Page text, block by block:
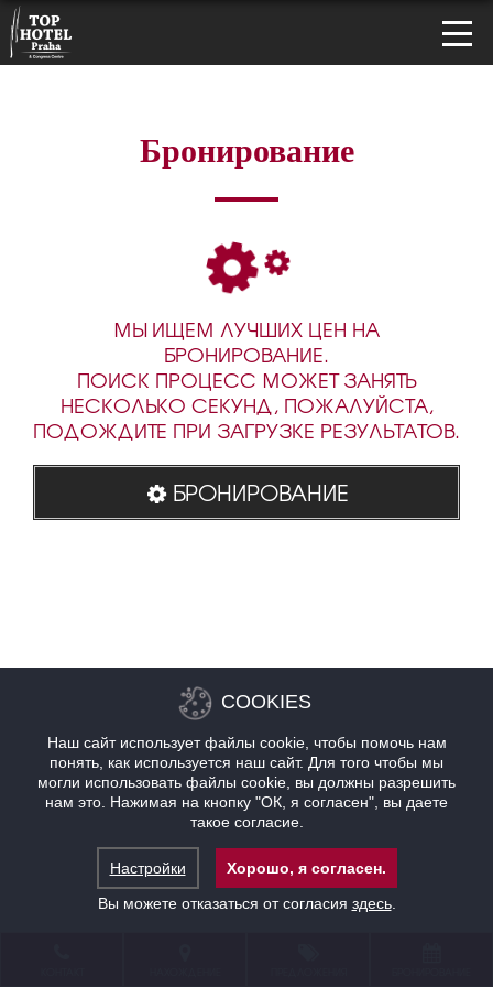
Бронирование
МЫ ИЩЕМ ЛУЧШИХ ЦЕН НА
БРОНИРОВАНИЕ.
ПОИСК ПРОЦЕСС МОЖЕТ ЗАНЯТЬ
НЕСКОЛЬКО СЕКУНД, ПОЖАЛУЙСТА,
ПОДОЖДИТЕ ПРИ ЗАГРУЗКЕ РЕЗУЛЬТАТОВ.
БРОНИРОВАНИЕ
COOKIES
Наш сайт использует файлы cookie, чтобы помочь нам
понять, как используется наш сайт. Для того чтобы мы
могли использовать файлы cookie, вы должны разрешить
нам это. Нажимая на кнопку "ОК, я согласен", вы даете
такое согласие.
Настройки
Хорошо, я согласен.
Вы можете отказаться от согласия здесь.